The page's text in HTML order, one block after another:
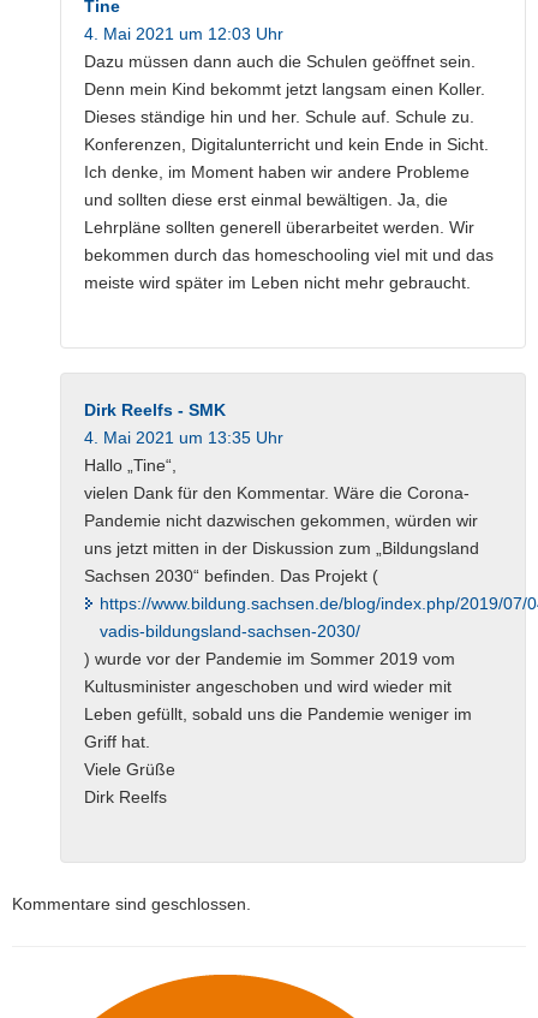
Tine
4. Mai 2021 um 12:03 Uhr
Dazu müssen dann auch die Schulen geöffnet sein.
Denn mein Kind bekommt jetzt langsam einen Koller.
Dieses ständige hin und her. Schule auf. Schule zu.
Konferenzen, Digitalunterricht und kein Ende in Sicht.
Ich denke, im Moment haben wir andere Probleme
und sollten diese erst einmal bewältigen. Ja, die
Lehrpläne sollten generell überarbeitet werden. Wir
bekommen durch das homeschooling viel mit und das
meiste wird später im Leben nicht mehr gebraucht.
Dirk Reelfs - SMK
4. Mai 2021 um 13:35 Uhr
Hallo „Tine“,
vielen Dank für den Kommentar. Wäre die Corona-
Pandemie nicht dazwischen gekommen, würden wir
uns jetzt mitten in der Diskussion zum „Bildungsland
Sachsen 2030“ befinden. Das Projekt (
https://www.bildung.sachsen.de/blog/index.php/2019/07/
vadis-bildungsland-sachsen-2030/
) wurde vor der Pandemie im Sommer 2019 vom
Kultusminister angeschoben und wird wieder mit
Leben gefüllt, sobald uns die Pandemie weniger im
Griff hat.
Viele Grüße
Dirk Reelfs
Kommentare sind geschlossen.